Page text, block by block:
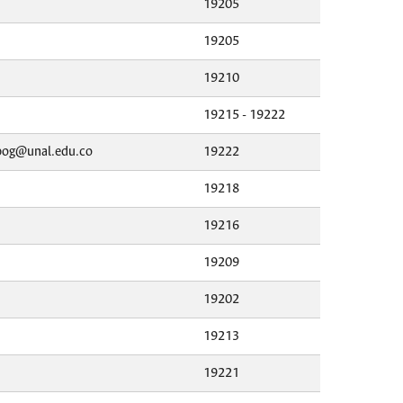
19205
19205
19210
19215 - 19222
19222
19218
19216
19209
19202
19213
19221